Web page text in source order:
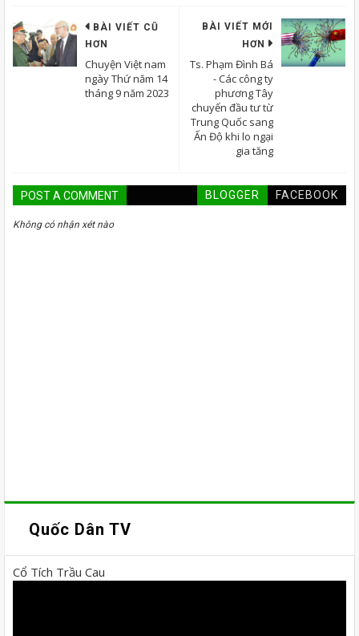
BÀI VIẾT MỚI
HƠN
Ts. Phạm Đình Bá
- Các công ty
phương Tây
chuyển đầu tư từ
Trung Quốc sang
Ấn Độ khi lo ngại
gia tăng
BÀI VIẾT CŨ
HƠN
Chuyện Việt nam
ngày Thứ năm 14
tháng 9 năm 2023
POST A COMMENT BLOGGER FACEBOOK
Không có nhận xét nào
Quốc Dân TV
Cổ Tích Trầu Cau